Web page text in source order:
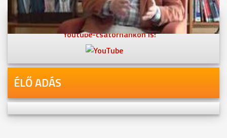
Videóink megtekinthetőek
Youtube-csatornánkon is!
ÉLŐ ADÁS